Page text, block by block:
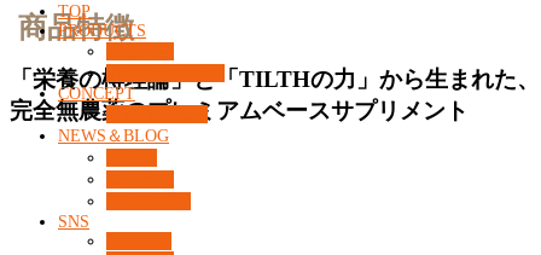
TOP
PRODUCTS
CONCEPT
NEWS＆BLOG
SNS
商品特徴
「栄養の樽理論」と「TILTHの力」から生まれた、
完全無農薬のプレミアムベースサプリメント